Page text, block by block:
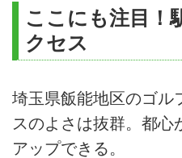
ここにも注目！
クセス
埼玉県飯能地区のゴル
スのよさは抜群。都心
アップできる。